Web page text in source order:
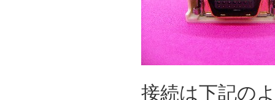
接続は下記の